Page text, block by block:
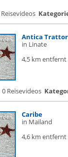
Antica
in Linate
4,5 km entfernt
0 Reisevideos
Caribe
in Mailand
4,6 km entfernt